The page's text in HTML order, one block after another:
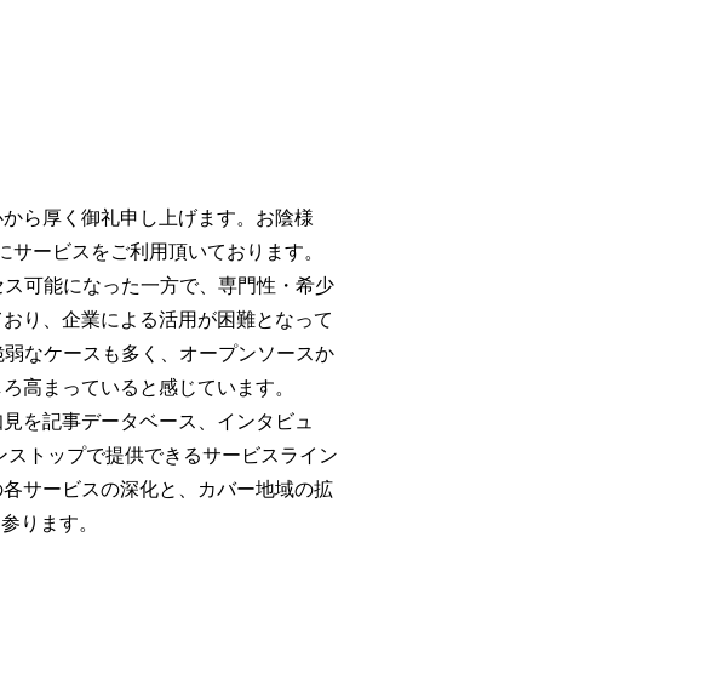
ら厚く御礼申し上げます。お陰様
ービスをご利用頂いております。
可能になった一方で、専門性・希少
り、企業による活用が困難となって
なケースも多く、オープンソースか
高まっていると感じています。
を記事データベース、インタビュ
トップで提供できるサービスライン
サービスの深化と、カバー地域の拡
ります。